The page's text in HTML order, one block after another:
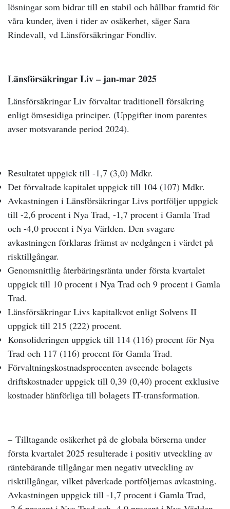
lösningar som bidrar till en stabil och hållbar framtid för
våra kunder, även i tider av osäkerhet, säger Sara
Rindevall, vd Länsförsäkringar Fondliv.
Länsförsäkringar Liv – jan-mar 2025
Länsförsäkringar Liv förvaltar traditionell försäkring
enligt ömsesidiga principer. (Uppgifter inom parentes
avser motsvarande period 2024).
Resultatet uppgick till -1,7 (3,0) Mdkr.
Det förvaltade kapitalet uppgick till 104 (107) Mdkr.
Avkastningen i Länsförsäkringar Livs portföljer uppgick
till -2,6 procent i Nya Trad, -1,7 procent i Gamla Trad
och -4,0 procent i Nya Världen. Den svagare
avkastningen förklaras främst av nedgången i värdet på
risktillgångar.
Genomsnittlig återbäringsränta under första kvartalet
uppgick till 10 procent i Nya Trad och 9 procent i Gamla
Trad.
Länsförsäkringar Livs kapitalkvot enligt Solvens II
uppgick till 215 (222) procent.
Konsolideringen uppgick till 114 (116) procent för Nya
Trad och 117 (116) procent för Gamla Trad.
Förvaltningskostnadsprocenten avseende bolagets
driftskostnader uppgick till 0,39 (0,40) procent exklusive
kostnader hänförliga till bolagets IT-transformation.
– Tilltagande osäkerhet på de globala börserna under
första kvartalet 2025 resulterade i positiv utveckling av
räntebärande tillgångar men negativ utveckling av
risktillgångar, vilket påverkade portföljernas avkastning.
Avkastningen uppgick till -1,7 procent i Gamla Trad,